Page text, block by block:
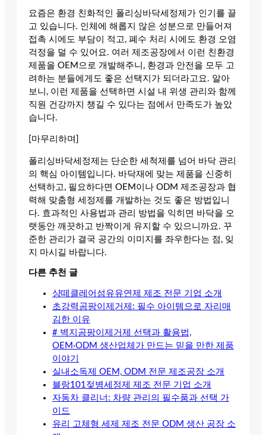
요즘은 환경 친화적인 폴리싱바닥세정제가 인기를 끌
고 있습니다. 인체에 해롭지 않은 성분으로 만들어져
접촉 시에도 부담이 적고, 폐수 처리 시에도 환경 오염
걱정을 덜 수 있어요. 여러 제조공장에서 이런 친환경
제품을 OEM으로 개발해주니, 환경과 안전을 모두 고
려하는 분들에게도 좋은 선택지가 되더라고요. 알아
보니, 이런 제품을 선택하면 시설 내 위생 관리와 함께
직원 건강까지 챙길 수 있다는 점에서 만족도가 높았
습니다.
[마무리하며]
폴리싱바닥세정제는 단순한 세척제를 넘어 바닥 관리
의 핵심 아이템입니다. 바닥재에 맞는 제품을 신중히
선택하고, 필요하다면 OEM이나 ODM 제조공장과 협
력해 맞춤형 세정제를 개발하는 것도 좋은 방법입니
다. 효과적인 사용법과 관리 방법을 익히면 바닥을 오
랫동안 깨끗하고 반짝이게 유지할 수 있으니까요. 꾸
준한 관리가 결국 공간의 이미지를 좌우한다는 점, 잊
지 마시길 바랍니다.
다른 추천 글
샹떼클레어섬유유연제 제조 전문 기업 소개
초강력곰팡이제거제: 필수 아이템으로 자리매
김한 이유
# 벽지곰팡이제거제 선택과 활용법,
OEM·ODM 생산업체가 만드는 믿을 만한 제품
이야기
실내소독제 OEM, ODM 전문 제조공장 소개
블랑101젖병세정제 제조 전문 기업 소개
자동차 클리너: 차량 관리의 필수품과 선택 가
이드
유리 고체형 세제 제조 전문 ODM 생산 공장 소